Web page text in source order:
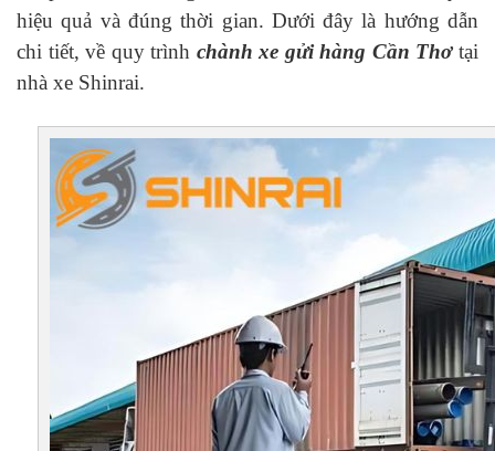
hiệu quả và đúng thời gian. Dưới đây là hướng dẫn
chi tiết, về quy trình chành xe gửi hàng Cần Thơtại
nhà xe Shinrai.